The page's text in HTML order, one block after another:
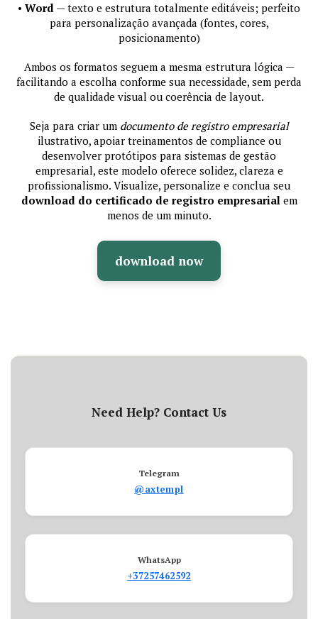
• Word — texto e estrutura totalmente editáveis; perfeito
para personalização avançada (fontes, cores,
posicionamento)
Ambos os formatos seguem a mesma estrutura lógica —
facilitando a escolha conforme sua necessidade, sem perda
de qualidade visual ou coerência de layout.
Seja para criar um documento de registro empresarial
ilustrativo, apoiar treinamentos de compliance ou
desenvolver protótipos para sistemas de gestão
empresarial, este modelo oferece solidez, clareza e
profissionalismo. Visualize, personalize e conclua seu
download do certificado de registro empresarial em
menos de um minuto.
download now
Need Help? Contact Us
Telegram
@axtempl
WhatsApp
+37257462592